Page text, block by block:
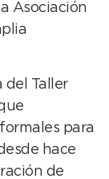
Asociación
del Taller
para
hace
de